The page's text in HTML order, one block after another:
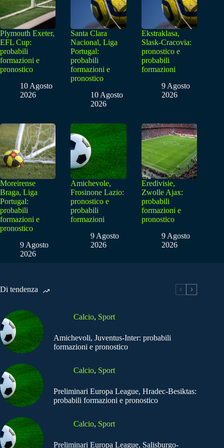
Plymouth Exeter,
EFL Cup:
probabili
formazioni e
pronostico
10 Agosto
2026
Santa Clara
Nacional, Liga
Portugal:
probabili
formazioni e
pronostico
10 Agosto
2026
Ekstraklasa,
Slask-Cracovia:
pronostico e
probabili
formazioni
9 Agosto
2026
Moreirense
Braga, Liga
Portugal:
probabili
formazioni e
pronostico
9 Agosto
2026
Amichevole,
Frosinone Lazio:
pronostico e
probabili
formazioni
9 Agosto
2026
Eredivisie,
Zwolle Ajax:
probabili
formazioni e
pronostico
9 Agosto
2026
Di tendenza
Calcio, Sport
Amichevoli, Juventus-Inter: probabili
formazioni e pronostico
Calcio, Sport
Preliminari Europa League, Hradec-Besiktas:
probabili formazioni e pronostico
Calcio, Sport
Preliminari Europa League, Salisburgo-